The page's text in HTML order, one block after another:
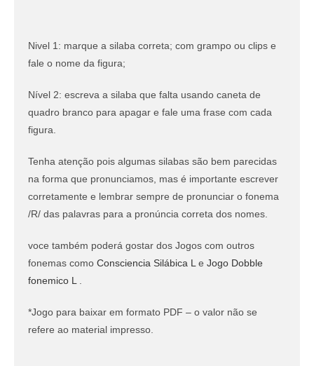
Nivel 1: marque a silaba correta; com grampo ou clips e
fale o nome da figura;
Nível 2: escreva a silaba que falta usando caneta de
quadro branco para apagar e fale uma frase com cada
figura.
Tenha atenção pois algumas silabas são bem parecidas
na forma que pronunciamos, mas é importante escrever
corretamente e lembrar sempre de pronunciar o fonema
/R/ das palavras para a pronúncia correta dos nomes.
voce também poderá gostar dos Jogos com outros
fonemas como Consciencia Silábica L e Jogo Dobble
fonemico L
*Jogo para baixar em formato PDF – o valor não se
refere ao material impresso.